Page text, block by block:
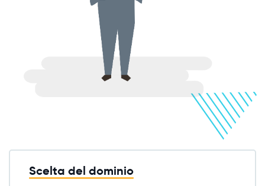
Scelta del dominio